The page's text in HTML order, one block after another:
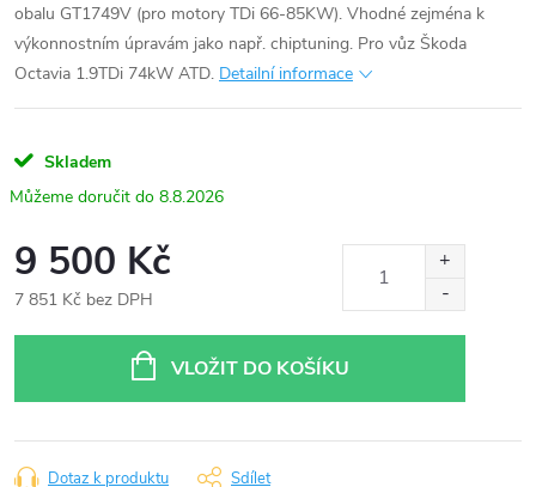
obalu GT1749V (pro motory TDi 66-85KW). Vhodné zejména k
výkonnostním úpravám jako např. chiptuning. Pro vůz Škoda
Octavia 1.9TDi 74kW ATD. Detailní informace
Skladem
8.8.2026
9 500 Kč
7 851 Kč bez DPH
VLOŽIT DO KOŠÍKU
Dotaz k produktu Sdílet